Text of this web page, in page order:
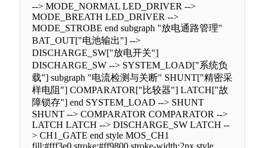
--> MODE_NORMAL LED_DRIVER -->
MODE_BREATH LED_DRIVER -->
MODE_STROBE end subgraph "放电通路管理"
BAT_OUT["电池输出"] -->
DISCHARGE_SW["放电开关"]
DISCHARGE_SW --> SYSTEM_LOAD["系统负
载"] subgraph "电流检测与关断" SHUNT["精密采
样电阻"] COMPARATOR["比较器"] LATCH["故
障锁存"] end SYSTEM_LOAD --> SHUNT
SHUNT --> COMPARATOR COMPARATOR -->
LATCH LATCH --> DISCHARGE_SW LATCH --
> CH1_GATE end style MOS_CH1
fill:#fff3e0,stroke:#ff9800,stroke-width:2px style